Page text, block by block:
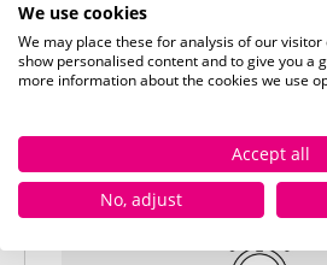
Schritt 1:
Artikelkonfiguration
Wählen Sie Ihre
nach Ihren Vorstellungen
Anschließend legen Sie die
Artikel in Ihren Warenkorb.
We use cookies
We may place these for analysis of our
show personalised content and to give you a
more information about the cookies we use
Accept all
No, adjust